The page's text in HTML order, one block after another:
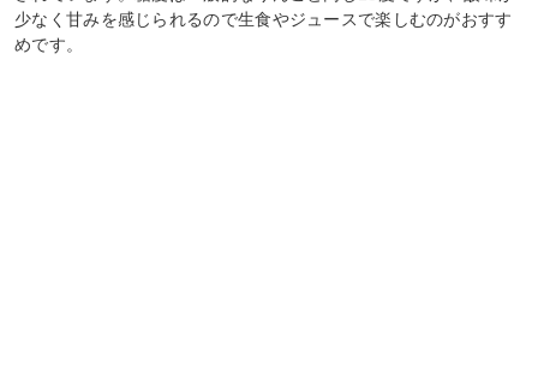
少なく甘みを感じられるので生食やジュースで楽しむのがおすす
めです。